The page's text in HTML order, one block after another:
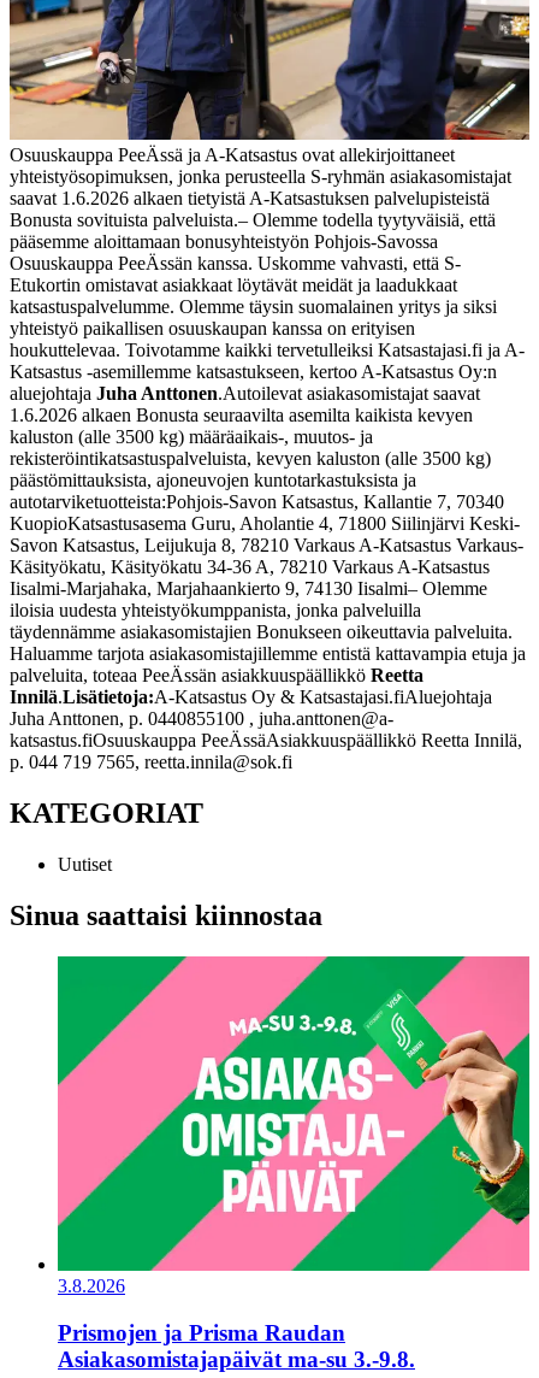
Osuuskauppa PeeÄssä ja A-Katsastus ovat allekirjoittaneet
yhteistyösopimuksen, jonka perusteella S-ryhmän asiakasomistajat
saavat 1.6.2026 alkaen tietyistä A-Katsastuksen palvelupisteistä
Bonusta sovituista palveluista.– Olemme todella tyytyväisiä, että
pääsemme aloittamaan bonusyhteistyön Pohjois-Savossa
Osuuskauppa PeeÄssän kanssa. Uskomme vahvasti, että S-
Etukortin omistavat asiakkaat löytävät meidät ja laadukkaat
katsastuspalvelumme. Olemme täysin suomalainen yritys ja siksi
yhteistyö paikallisen osuuskaupan kanssa on erityisen
houkuttelevaa. Toivotamme kaikki tervetulleiksi Katsastajasi.fi ja A-
Katsastus -asemillemme katsastukseen, kertoo A-Katsastus Oy:n
aluejohtaja Juha Anttonen.Autoilevat asiakasomistajat saavat
1.6.2026 alkaen Bonusta seuraavilta asemilta kaikista kevyen
kaluston (alle 3500 kg) määräaikais-, muutos- ja
rekisteröintikatsastuspalveluista, kevyen kaluston (alle 3500 kg)
päästömittauksista, ajoneuvojen kuntotarkastuksista ja
autotarviketuotteista:Pohjois-Savon Katsastus, Kallantie 7, 70340
KuopioKatsastusasema Guru, Aholantie 4, 71800 Siilinjärvi Keski-
Savon Katsastus, Leijukuja 8, 78210 Varkaus A-Katsastus Varkaus-
Käsityökatu, Käsityökatu 34-36 A, 78210 Varkaus A-Katsastus
Iisalmi-Marjahaka, Marjahaankierto 9, 74130 Iisalmi– Olemme
iloisia uudesta yhteistyökumppanista, jonka palveluilla
täydennämme asiakasomistajien Bonukseen oikeuttavia palveluita.
Haluamme tarjota asiakasomistajillemme entistä kattavampia etuja ja
palveluita, toteaa PeeÄssän asiakkuuspäällikkö Reetta
Innilä.Lisätietoja:A-Katsastus Oy & Katsastajasi.fiAluejohtaja
Juha Anttonen, p. 0440855100 , juha.anttonen@a-
katsastus.fiOsuuskauppa PeeÄssäAsiakkuuspäällikkö Reetta Innilä,
p. 044 719 7565, reetta.innila@sok.fi
KATEGORIAT
Uutiset
Sinua saattaisi kiinnostaa
3.8.2026
Prismojen ja Prisma Raudan
Asiakasomistajapäivät ma-su 3.-9.8.